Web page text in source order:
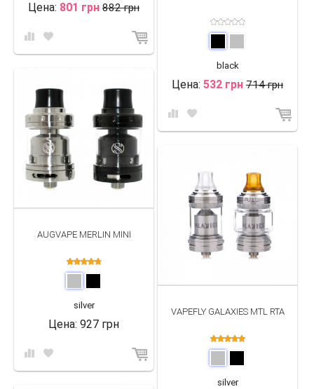
Цена: 801 грн 882 грн
black
Цена: 532 грн 714 грн
AUGVAPE MERLIN MINI
silver
Цена: 927 грн
VAPEFLY GALAXIES MTL RTA
silver